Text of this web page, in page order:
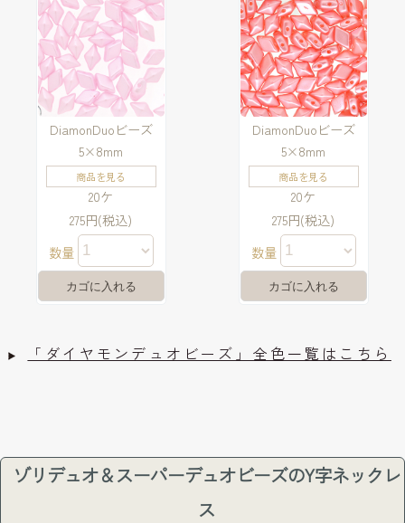
DiamonDuoビーズ
5×8mm
商品を見る
20ケ
275円(税込)
数量
DiamonDuoビーズ
5×8mm
商品を見る
20ケ
275円(税込)
数量
「ダイヤモンデュオビーズ」全色一覧はこちら
ゾリデュオ＆スーパーデュオビーズのY字ネックレ
ス